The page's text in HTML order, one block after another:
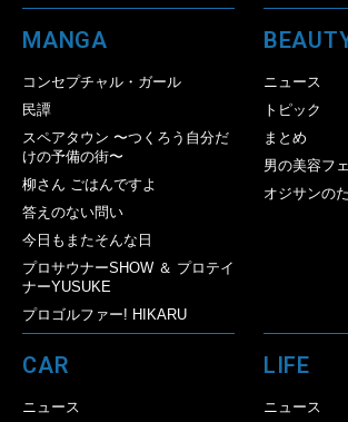
MANGA
コンセプチャル・ガール
民譚
スペアタウン 〜つくろう自分だ
けの予備の街〜
柳さん ごはんですよ
答えのない問い
今日もまたそんな日
プロサウナーSHOW ＆ プロテイ
ナーYUSUKE
プロゴルファー! HIKARU
ニュース
トピック
まとめ
男の美容フ
オジサンの
CAR
ニュース
LIFE
ニュース